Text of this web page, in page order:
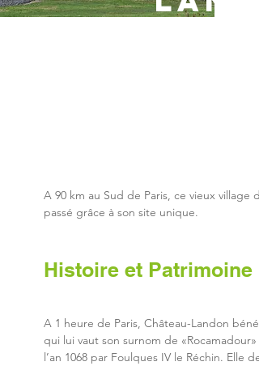
A 90 km au Sud de Paris, ce vieux
passé grâce à son site unique.
Histoire et Patrimoine
A 1 heure de Paris, Château-Landon
qui lui vaut son surnom de
l’an 1068 par Foulques IV le Réchin.